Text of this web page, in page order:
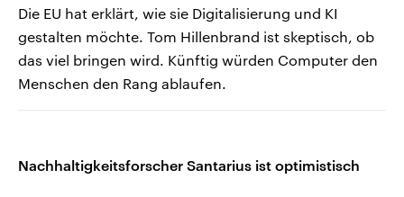
Die EU hat erklärt, wie sie Digitalisierung und KI
gestalten möchte. Tom Hillenbrand ist skeptisch, ob
das viel bringen wird. Künftig würden Computer den
Menschen den Rang ablaufen.
Nachhaltigkeitsforscher Santarius ist optimistisch